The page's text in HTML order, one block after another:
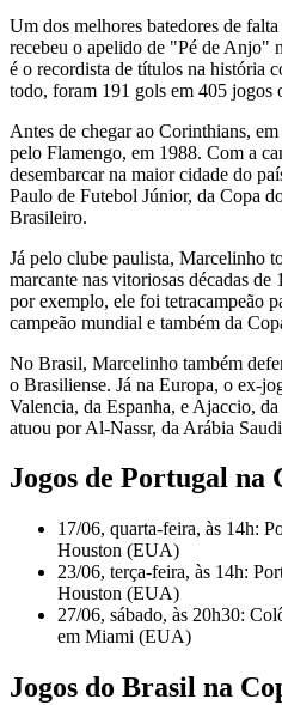
Um dos melhores batedores de
recebeu o apelido de "Pé de Anjo"
é o recordista de títulos na história
todo, foram 191 gols em 405 jogos
Antes de chegar ao Corinthians,
pelo Flamengo, em 1988. Com a
desembarcar na maior cidade do
Paulo de Futebol Júnior, da Copa
Brasileiro.
Já pelo clube paulista, Marcelinho
marcante nas vitoriosas décadas
por exemplo, ele foi tetracampeão
campeão mundial e também da
No Brasil, Marcelinho também
o Brasiliense. Já na Europa, o ex-
Valencia, da Espanha, e Ajaccio,
atuou por Al-Nassr, da Arábia
Jogos de Portugal na
17/06, quarta-feira, às 14h:
Houston (EUA)
23/06, terça-feira, às 14h:
Houston (EUA)
27/06, sábado, às 20h30:
em Miami (EUA)
Jogos do Brasil na